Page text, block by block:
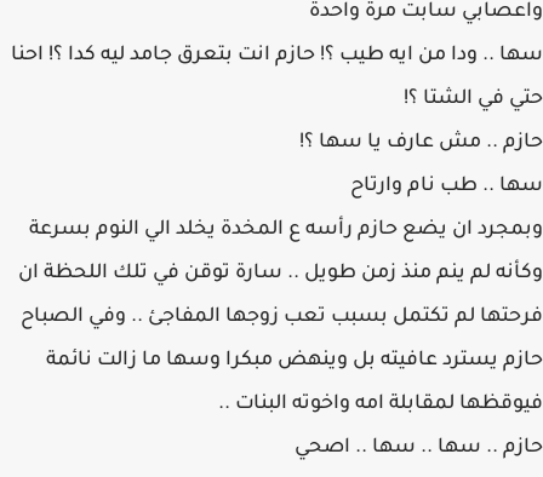
واعصابي سابت مرة واحدة
سها .. ودا من ايه طيب ؟! حازم انت بتعرق جامد ليه كدا ؟! احنا
حتي في الشتا ؟!
حازم .. مش عارف يا سها ؟!
سها .. طب نام وارتاح
وبمجرد ان يضع حازم رأسه ع المخدة يخلد الي النوم بسرعة
وكأنه لم ينم منذ زمن طويل .. سارة توقن في تلك اللحظة ان
فرحتها لم تكتمل بسبب تعب زوجها المفاجئ .. وفي الصباح
حازم يسترد عافيته بل وينهض مبكرا وسها ما زالت نائمة
فيوقظها لمقابلة امه واخوته البنات ..
حازم .. سها .. سها .. اصحي